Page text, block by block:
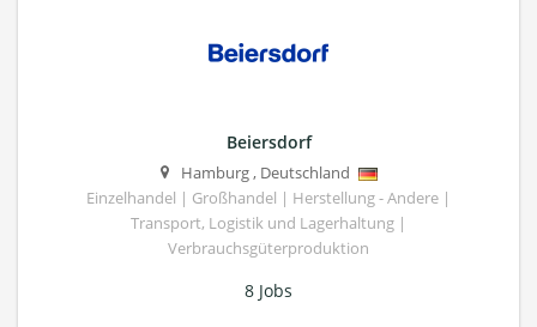
Beiersdorf
Hamburg, Deutschland
Einzelhandel | Großhandel | Herstellung - Andere |
Transport, Logistik und Lagerhaltung |
Verbrauchsgüterproduktion
8 Jobs